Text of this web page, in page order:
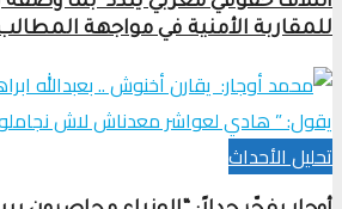
للمقاربة الأمنية في مواجهة
تحلیل الأحداث